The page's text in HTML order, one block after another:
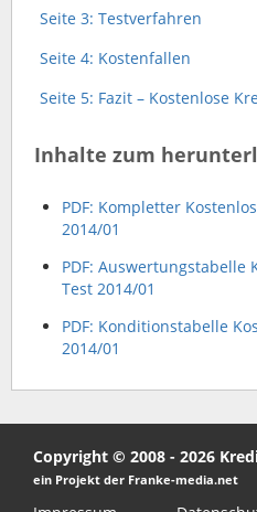
Seite 3: Testverfahren
Seite 4: Kostenfallen
Seite 5: Fazit – Kostenlose
Inhalte zum
PDF: Kompletter
2014/01
PDF: Auswertungstabelle
Test 2014/01
PDF: Konditionstabelle
2014/01
Copyright © 2008 - 2026
ein Projekt der Franke-media.net